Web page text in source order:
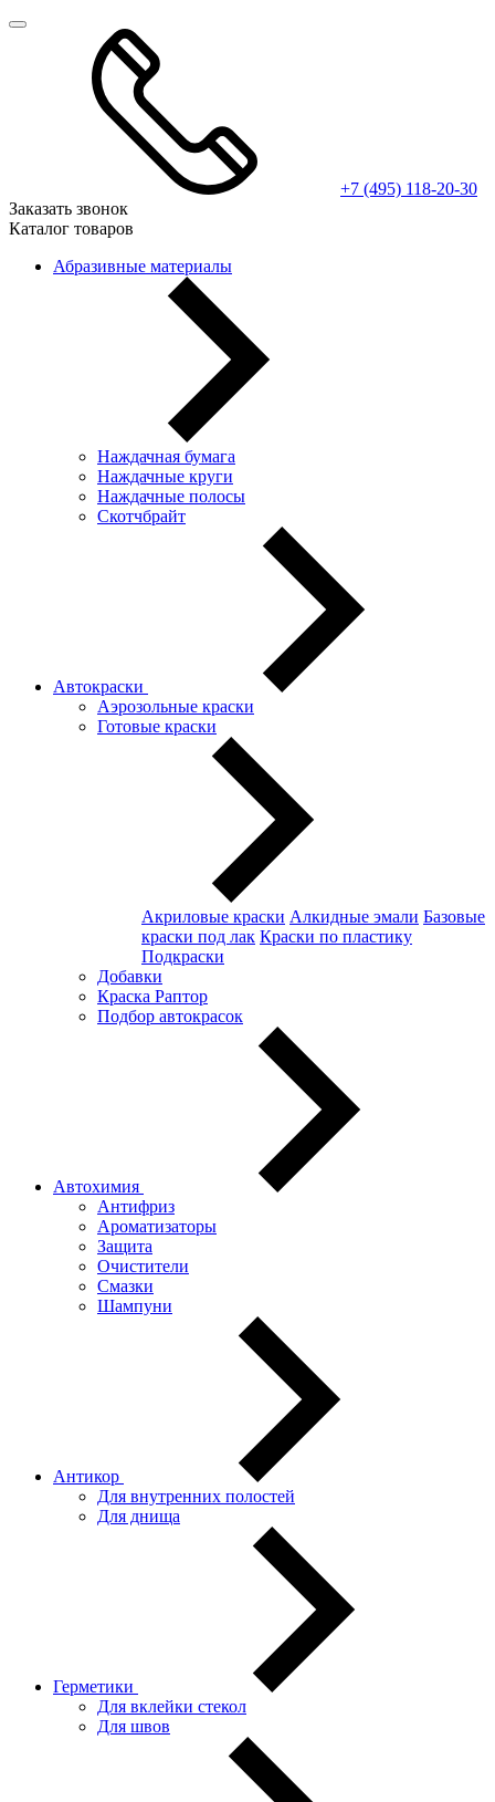
+7 (495) 118-20-30
Заказать звонок
Каталог товаров
Абразивные материалы
Наждачная бумага
Наждачные круги
Наждачные полосы
Скотчбрайт
Автокраски
Аэрозольные краски
Готовые краски
Акриловые краски Алкидные эмали Базовые
краски под лак Краски по пластику
Подкраски
Добавки
Краска Раптор
Подбор автокрасок
Автохимия
Антифриз
Ароматизаторы
Защита
Очистители
Смазки
Шампуни
Антикор
Для внутренних полостей
Для днища
Герметики
Для вклейки стекол
Для швов